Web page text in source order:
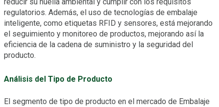
regulatorios. Además, el uso de tecnologías de embalaje
inteligente, como etiquetas RFID y sensores, está mejorando
el seguimiento y monitoreo de productos, mejorando así la
eficiencia de la cadena de suministro y la seguridad del
producto.
Análisis del Tipo de Producto
El segmento de tipo de producto en el mercado de Embalaje